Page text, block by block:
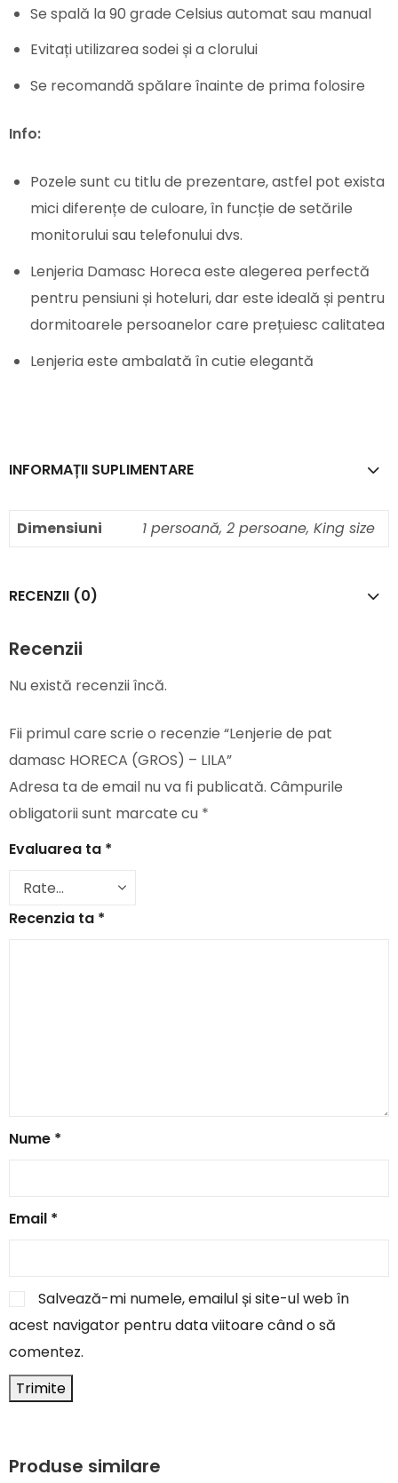
Se spală la 90 grade Celsius automat sau manual
Evitați utilizarea sodei și a clorului
Se recomandă spălare înainte de prima folosire
Info:
Pozele sunt cu titlu de prezentare, astfel pot exista
mici diferențe de culoare, în funcție de setările
monitorului sau telefonului dvs.
Lenjeria Damasc Horeca este alegerea perfectă
pentru pensiuni și hoteluri, dar este ideală și pentru
dormitoarele persoanelor care prețuiesc calitatea
Lenjeria este ambalată în cutie elegantă
INFORMAȚII SUPLIMENTARE
Dimensiuni 1 persoană, 2 persoane, King size
RECENZII (0)
Recenzii
Nu există recenzii încă.
Fii primul care scrie o recenzie “Lenjerie de pat
damasc HORECA (GROS) – LILA”
Adresa ta de email nu va fi publicată. Câmpurile
obligatorii sunt marcate cu *
Evaluarea ta *
Recenzia ta *
Nume *
Email *
Salvează-mi numele, emailul și site-ul web în
acest navigator pentru data viitoare când o să
comentez.
Produse similare